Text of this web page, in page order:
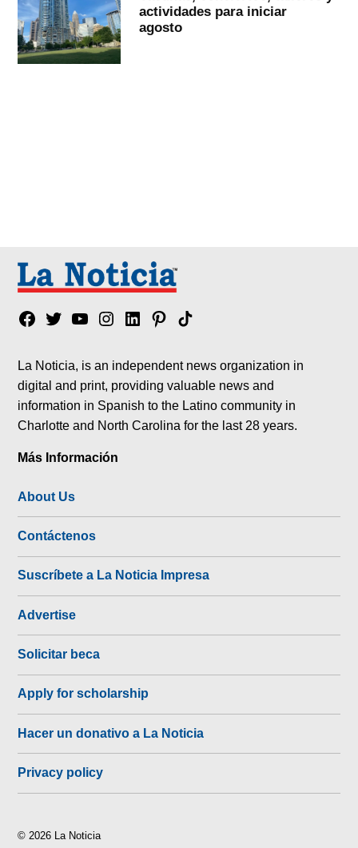
actividades para iniciar
agosto
Facebook
TwitterYouTubeInstagram
LinkedinPinterest
Tik
La Noticia, is an independent news organization in
digital and print, providing valuable news and
information in Spanish to the Latino community in
Charlotte and North Carolina for the last 28 years.
Más Información
About Us
Contáctenos
Suscríbete a La Noticia Impresa
Advertise
Solicitar beca
Apply for scholarship
Hacer un donativo a La Noticia
Privacy policy
© 2026 La Noticia